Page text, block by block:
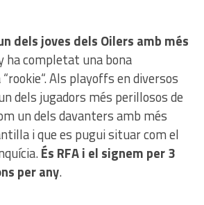
dels joves dels Oilers amb més
ha completat una bona
Als playoffs en diversos
dels jugadors més perillosos de
un dels davanters amb més
i que es pugui situar com el
És RFA i el signem per 3
per any.